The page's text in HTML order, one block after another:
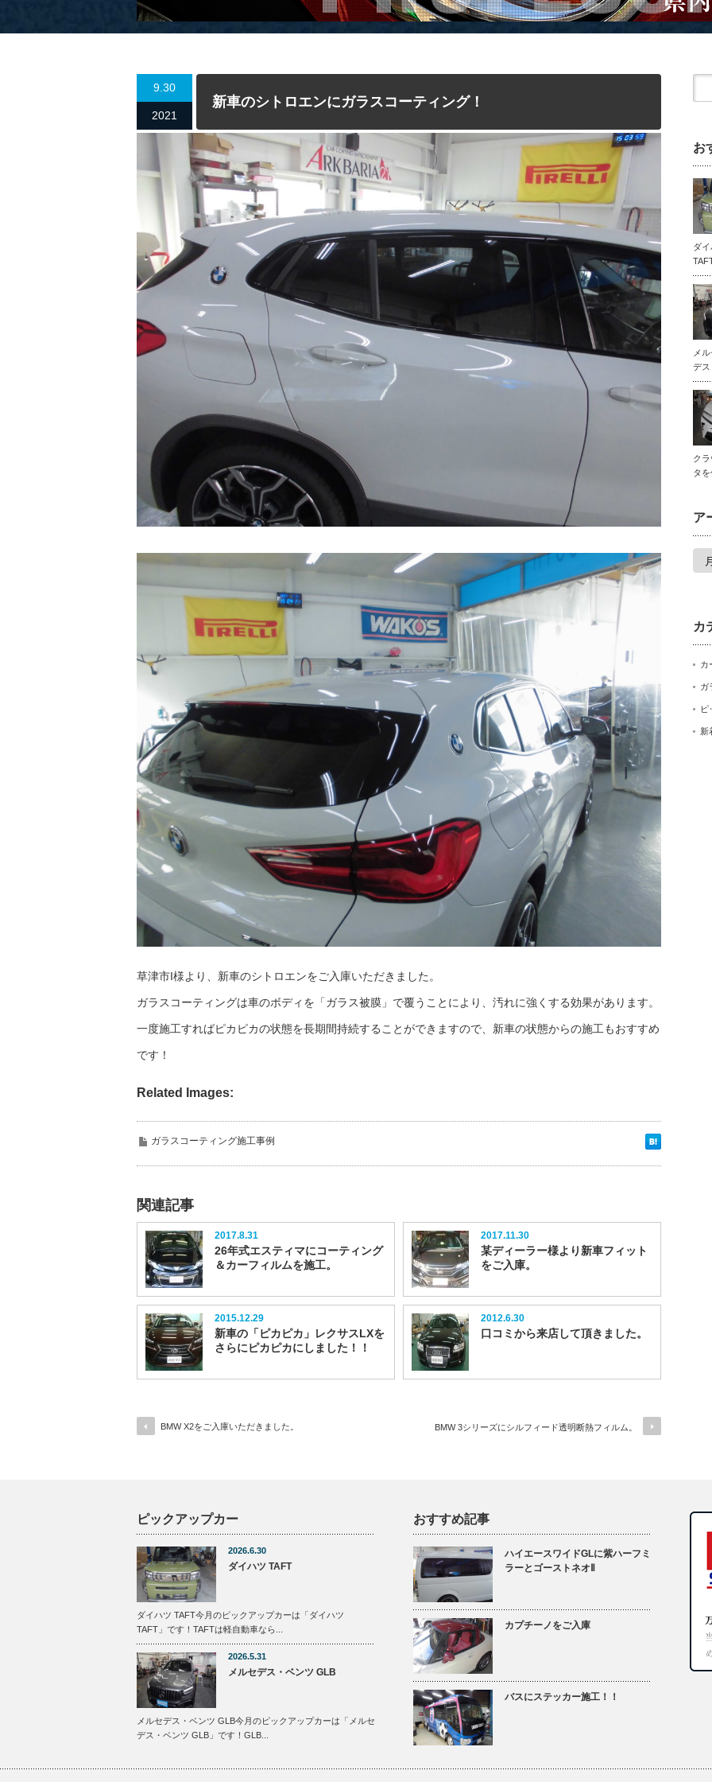
9.30
2021
新車のシトロエンにガラスコーティング！
草津市I様より、新車のシトロエンをご入庫いただきました。
ガラスコーティングは車のボディを「ガラス被膜」で覆うことにより、汚れに強くする効果があります。
一度施工すればピカピカの状態を長期間持続することができますので、新車の状態からの施工もおすすめ
です！
Related Images:
ガラスコーティング施工事例
関連記事
2017.8.31
26年式エスティマにコーティング
＆カーフィルムを施工。
2017.11.30
某ディーラー様より新車フィット
をご入庫。
2015.12.29
新車の「ピカピカ」レクサスLXを
さらにピカピカにしました！！
2012.6.30
口コミから来店して頂きました。
BMW X2をご入庫いただきました。 BMW 3シリーズにシルフィード透明断熱フィルム。
お
ダ
メ
デス
ク
タ
ア
ア
カ
カ
ガ
ピ
新
ピックアップカー
2026.6.30
ダイハツ TAFT
ダイハツ TAFT今月のピックアップカーは「ダイハツ
TAFT」です！TAFTは軽自動車なら...
2026.5.31
メルセデス・ベンツ GLB
メルセデス・ベンツ GLB今月のピックアップカーは「メルセ
デス・ベンツ GLB」です！GLB...
おすすめ記事
ハイエースワイドGLに紫ハーフミ
ラーとゴーストネオⅡ
カプチーノをご入庫
バスにステッカー施工！！